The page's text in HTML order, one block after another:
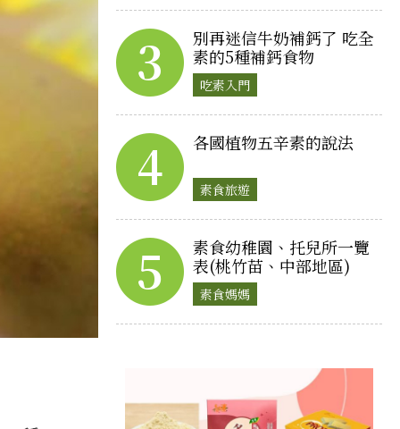
3
別再迷信牛奶補鈣了 吃全
素的5種補鈣食物
吃素入門
4 各國植物五辛素的說法
素食旅遊
5
素食幼稚園、托兒所一覽
表(桃竹苗、中部地區)
素食媽媽